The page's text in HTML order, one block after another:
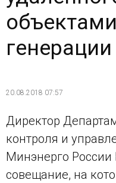
генерации
20.08.2018 07:57
Директор
контроля и
Минэнерго России
совещание, на